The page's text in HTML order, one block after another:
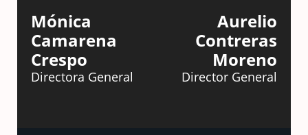
Mónica
Camarena
Crespo
Directora General
Aurelio
Contreras
Moreno
Director General